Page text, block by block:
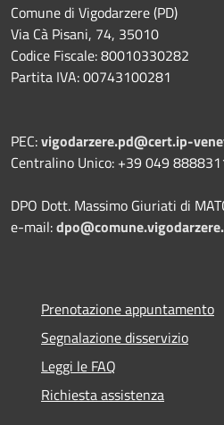
Comune di Vigodarzere (PD)
Via Cà Pisani, 74, 35010
Codice Fiscale: 80010330282
Partita IVA: 00743100281
PEC:vigodarzere.pd@cert.ip-
Centralino Unico: +39 049
DPO Dott. Massimo Giuriati di
e-mail:
Prenotazione appuntamento
Segnalazione disservizio
Leggi le FAQ
Richiesta assistenza